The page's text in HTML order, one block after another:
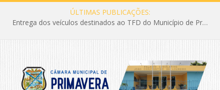
ÚLTIMAS PUBLICAÇÕES:
Entrega dos veículos destinados ao TFD do Município de Primavera